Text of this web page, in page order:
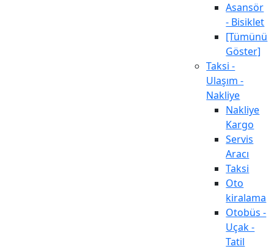
Asansör
- Bisiklet
[Tümünü
Göster]
Taksi -
Ulaşım -
Nakliye
Nakliye
Kargo
Servis
Aracı
Taksi
Oto
kiralama
Otobüs -
Uçak -
Tatil